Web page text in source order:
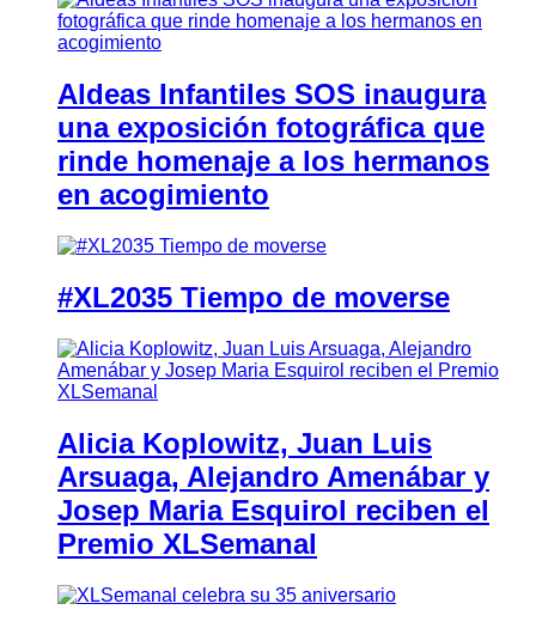
Aldeas Infantiles SOS inaugura
una exposición fotográfica que
rinde homenaje a los hermanos
en acogimiento
#XL2035 Tiempo de moverse
Alicia Koplowitz, Juan Luis
Arsuaga, Alejandro Amenábar y
Josep Maria Esquirol reciben el
Premio XLSemanal